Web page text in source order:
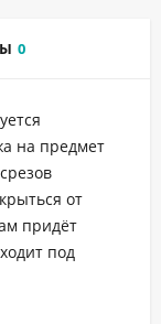
0
на предмет
от
придёт
под